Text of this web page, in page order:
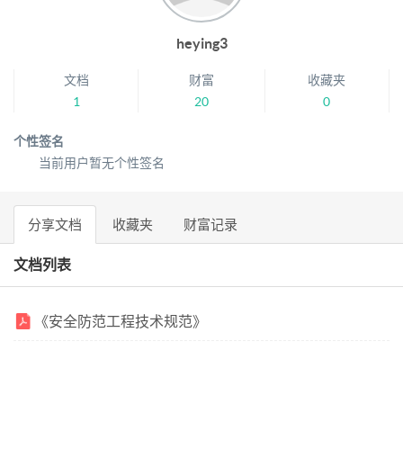
heying3
文档
1
财富
20
收藏夹
0
个性签名
当前用户暂无个性签名
分享文档 收藏夹 财富记录
文档列表
《安全防范工程技术规范》